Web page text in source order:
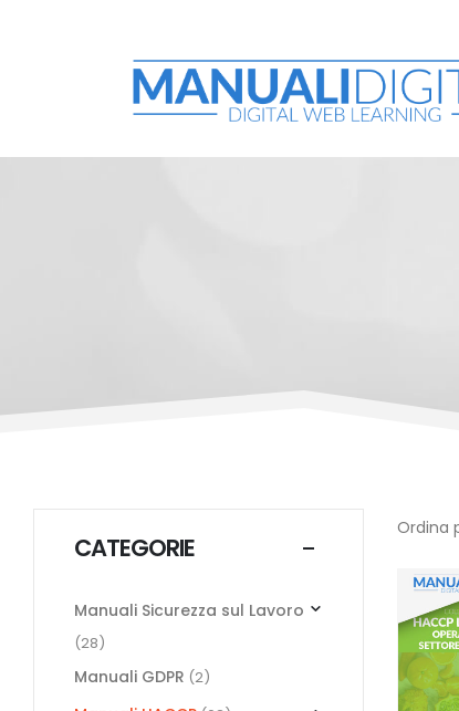
Ordina
CATEGORIE
Manuali Sicurezza sul Lavoro
(28)
Manuali GDPR (2)